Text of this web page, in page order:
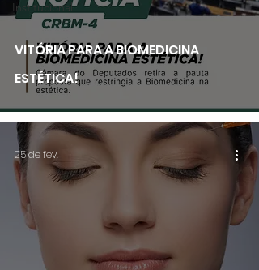
Institucional
VITÓRIA PARA A BIOMEDICINA
ESTÉTICA!
25 de fev.